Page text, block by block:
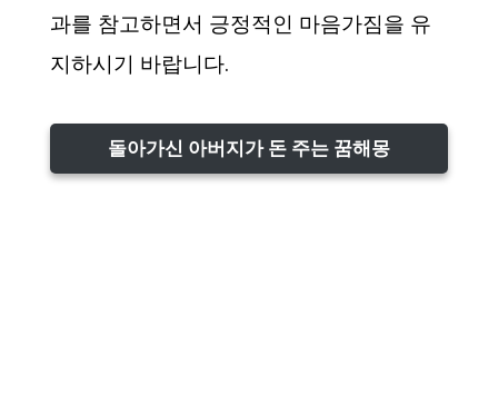
과를 참고하면서 긍정적인 마음가짐을 유
지하시기 바랍니다.
돌아가신 아버지가 돈 주는 꿈해몽